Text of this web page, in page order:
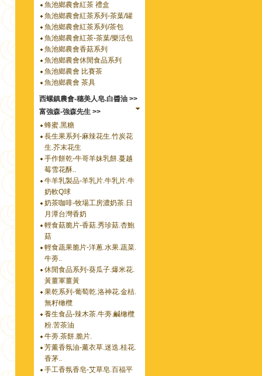
魚池鄉農會紅茶 禮盒
魚池鄉農會紅茶系列-茶葉/罐
魚池鄉農會紅茶系列/茶包
魚池鄉農會紅茶-茶葉/樂活包
魚池鄉農會香菇系列
魚池鄉農會休閒食品系列
魚池鄉農會 比賽茶
魚池鄉農會 茶具
西螺鎮農會-穗美人皂.白醬油 >>
富強森-強森先生 >>
蜂蜜.黑糖
長生果系列-麻辣花生.竹炭花
生.芥末花生
手作餅乾-牛哥羊妹乳餅.蔓越
莓雪花酥..
牛羊乳製品-羊乳片.牛乳片.牛
奶軟Q球
奶茶咖啡-牧場工房濃奶茶.日
月潭台灣香奶
輕食菇脆片-香菇.秀珍菇.杏鮑
菇
輕食蔬果脆片-洋蔥.水果.蔬菜.
牛蒡..
休閒食品系列-葵瓜子.爆米花.
黃薑軍薑黃
果乾系列-葡萄乾.洛神花.金桔.
無籽橄欖
養生食品-辣木茶.牛蒡.鹹橄欖
粉.苦茶油
牛蒡.茶餅.脆片.
芳薰香氛油-薰衣草.迷迭.桂花.
香茅..
手工香氛香皂-艾草皂.百福平